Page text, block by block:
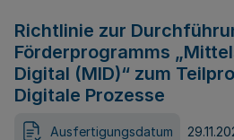
Richtlinie zur
Förderprogramms
Digital (MID)“ zum
Digitale Prozesse
Ausfertigungsdatum